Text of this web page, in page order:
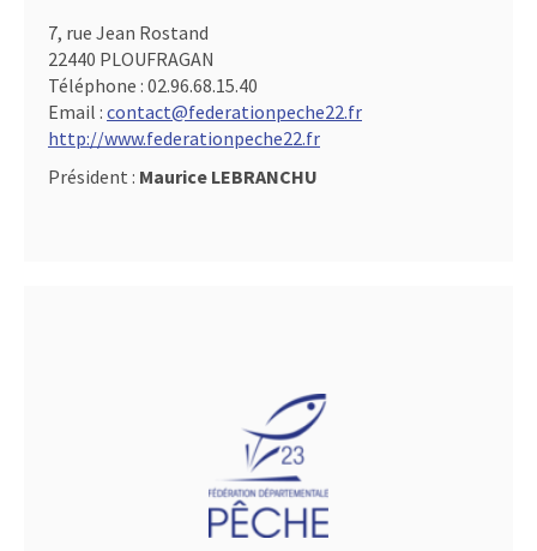
7, rue Jean Rostand
22440 PLOUFRAGAN
Téléphone : 02.96.68.15.40
Email : contact@federationpeche22.fr
http://www.federationpeche22.fr
Président : Maurice LEBRANCHU